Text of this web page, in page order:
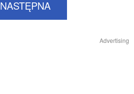
NASTĘPNA
Advertising